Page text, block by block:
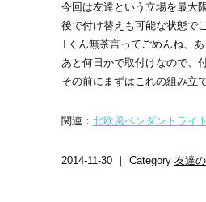
今回は友達という立場を最大
後で付け替えも可能な状態で
Tくん無茶言ってごめんね、
あと何日かで取付けなので、
その前にまずはこれの組み立
関連： 北欧風ペンダントライト
2014-11-30 ｜ Category 友達